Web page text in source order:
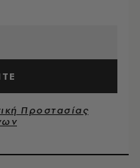
Προστασίας